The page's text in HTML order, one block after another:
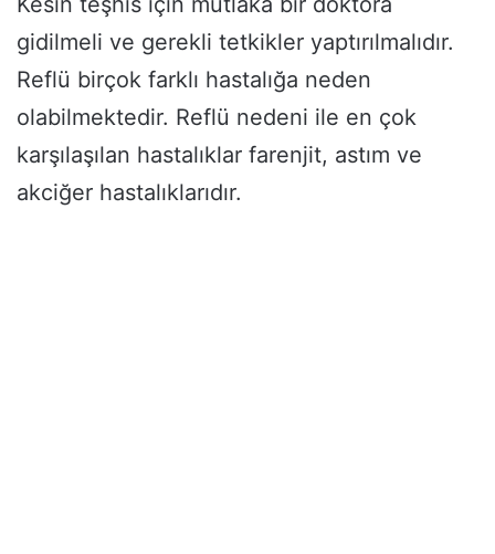
gidilmeli ve gerekli tetkikler yaptırılmalıdır.
Reflü birçok farklı hastalığa neden
olabilmektedir. Reflü nedeni ile en çok
karşılaşılan hastalıklar farenjit, astım ve
akciğer hastalıklarıdır.